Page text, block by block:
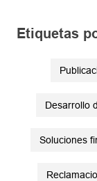
Etiquetas
Desarrollo
Soluciones